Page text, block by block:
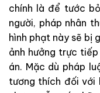
chính là để tước
người, pháp nhân
hình phạt này sẽ bị
ảnh hưởng trực
án. Mặc dù pháp
tương thích đối với